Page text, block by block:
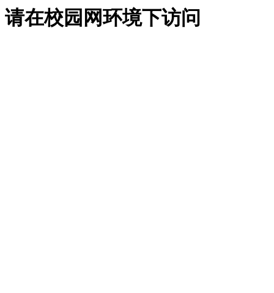
请在校园网环境下访问